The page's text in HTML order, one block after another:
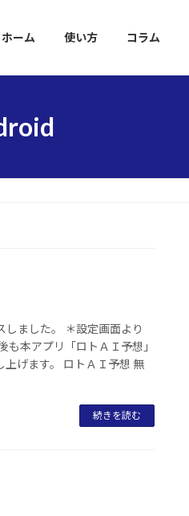
ホーム 使い方 コラム
しました。 ＊設定画面より
も本アプリ「ロトＡＩ予想」
げます。 ロトＡＩ予想 無
続きを読む